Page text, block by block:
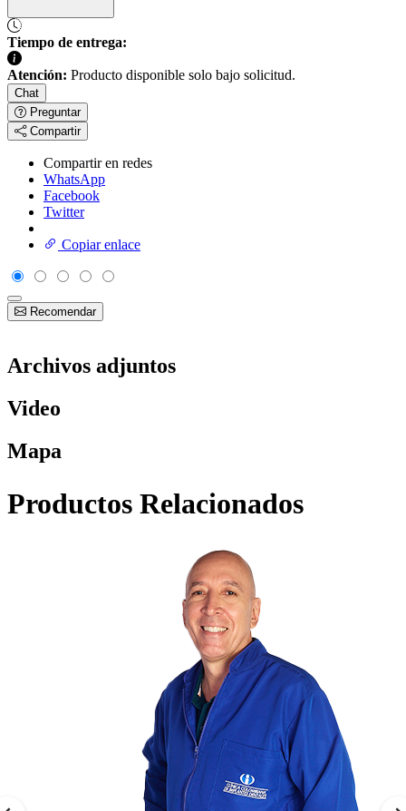
Tiempo de entrega:
Atención: Producto disponible solo bajo solicitud.
Chat
Preguntar
Compartir
Compartir en redes
WhatsApp
Facebook
Twitter
Copiar enlace
Recomendar
Archivos adjuntos
Video
Mapa
Productos Relacionados